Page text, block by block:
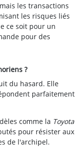
les transactions
les risques liés
ce soit pour un
pour des
?
du hasard. Elle
parfaitement
comme la Toyota
pour résister aux
de l'archipel.